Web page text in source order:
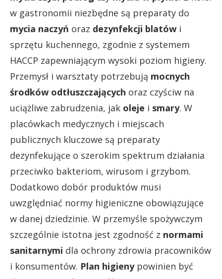
w gastronomii niezbędne są preparaty do
mycia naczyń oraz dezynfekcji blatów i
sprzętu kuchennego, zgodnie z systemem
HACCP zapewniającym wysoki poziom higieny.
Przemysł i warsztaty potrzebują mocnych
środków odtłuszczających oraz czyściw na
uciążliwe zabrudzenia, jak oleje i smary. W
placówkach medycznych i miejscach
publicznych kluczowe są preparaty
dezynfekujące o szerokim spektrum działania
przeciwko bakteriom, wirusom i grzybom.
Dodatkowo dobór produktów musi
uwzględniać normy higieniczne obowiązujące
w danej dziedzinie. W przemyśle spożywczym
szczególnie istotna jest zgodność z normami
sanitarnymi dla ochrony zdrowia pracowników
i konsumentów. Plan higienypowinien być